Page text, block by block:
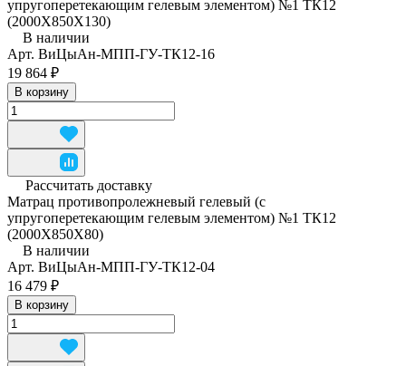
упругоперетекающим гелевым элементом) №1 ТК12
(2000Х850Х130)
В наличии
Арт. ВиЦыАн-МПП-ГУ-ТК12-16
19 864 ₽
В корзину
Рассчитать доставку
Матрац противопролежневый гелевый (с
упругоперетекающим гелевым элементом) №1 ТК12
(2000Х850Х80)
В наличии
Арт. ВиЦыАн-МПП-ГУ-ТК12-04
16 479 ₽
В корзину